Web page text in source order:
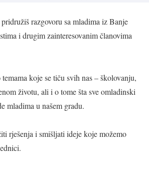
razgovoru sa mladima iz Banje
i drugim zainteresovanim članovima
koje se tiču svih nas – školovanju,
životu, ali i o tome šta sve omladinski
mladima u našem gradu.
rješenja i smišljati ideje koje možemo